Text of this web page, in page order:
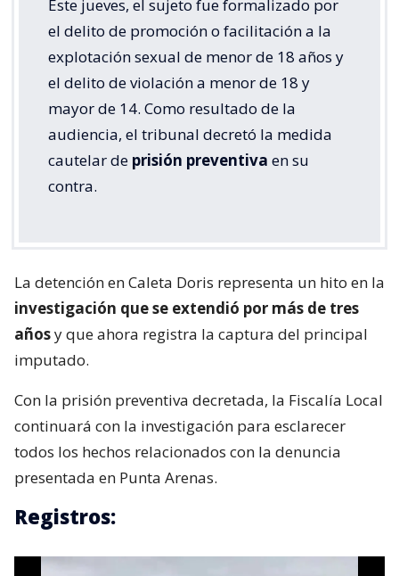
Este jueves, el sujeto fue formalizado por
el delito de promoción o facilitación a la
explotación sexual de menor de 18 años y
el delito de violación a menor de 18 y
mayor de 14. Como resultado de la
audiencia, el tribunal decretó la medida
cautelar de prisión preventiva en su
contra.
La detención en Caleta Doris representa un hito en la
investigación que se extendió por más de tres
añosy que ahora registra la captura del principal
imputado.
Con la prisión preventiva decretada, la Fiscalía Local
continuará con la investigación para esclarecer
todos los hechos relacionados con la denuncia
presentada en Punta Arenas.
Registros: